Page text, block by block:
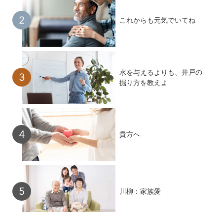
これからも元気でいてね
水を与えるよりも、井戸の
掘り方を教えよ
貴方へ
川柳：家族愛